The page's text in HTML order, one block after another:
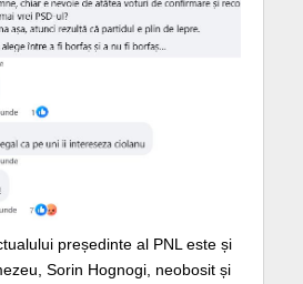
președinte al PNL este și
Sorin Hognogi, neobosit și